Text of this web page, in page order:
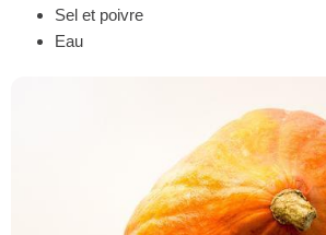
Sel et poivre
Eau